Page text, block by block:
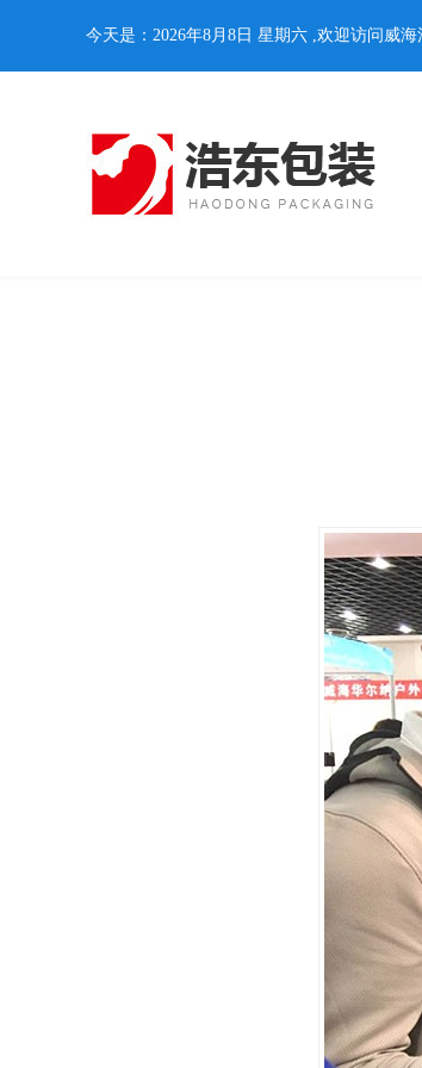
今天是：2026年8月8日 星期六 ,欢迎访问威海